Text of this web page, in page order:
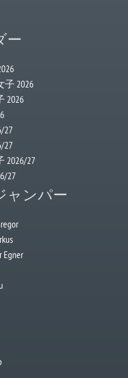
ー
2026
2026
27
27
2026/27
27
ャンパー
Egner